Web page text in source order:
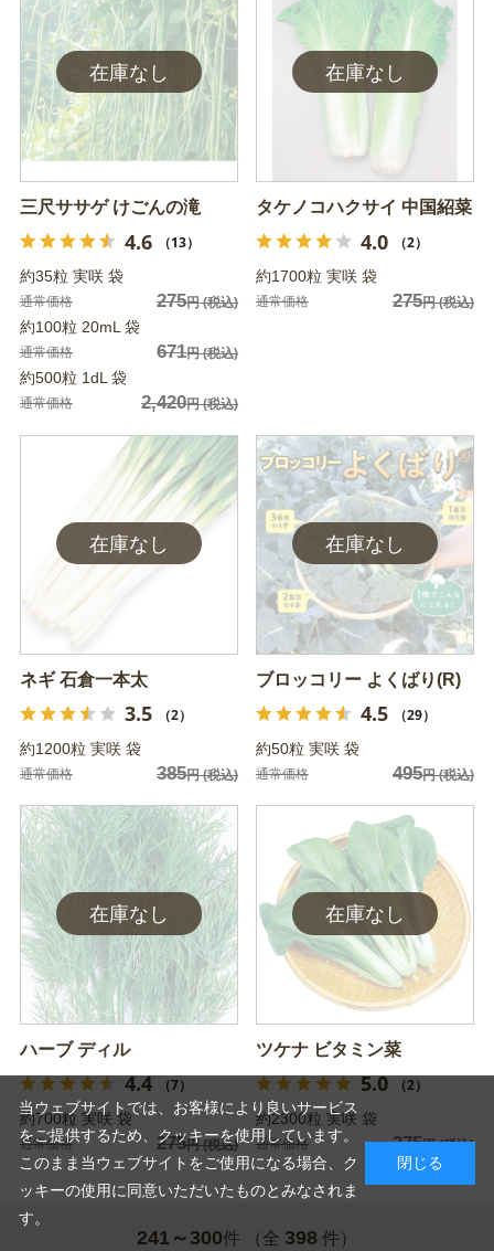
三尺ササゲ けごんの滝
4.6 （13）
約35粒 実咲 袋
通常価格 275円(税込)
約100粒 20mL 袋
通常価格 671円(税込)
約500粒 1dL 袋
通常価格 2,420円(税込)
タケノコハクサイ 中国紹菜
4.0 （2）
約1700粒 実咲 袋
通常価格 275円(税込)
ネギ 石倉一本太
3.5 （2）
約1200粒 実咲 袋
通常価格 385円(税込)
ブロッコリー よくばり(R)
4.5 （29）
約50粒 実咲 袋
通常価格 495円(税込)
ハーブ ディル
4.4 （7）
約700粒 実咲 袋
通常価格 275円(税込)
ツケナ ビタミン菜
5.0 （2）
約2300粒 実咲 袋
通常価格 275円(税込)
241～300件 （全 398 件）
当ウェブサイトでは、お客様により良いサービス
をご提供するため、クッキーを使用しています。
このまま当ウェブサイトをご使用になる場合、ク
ッキーの使用に同意いただいたものとみなされま
す。
閉じる